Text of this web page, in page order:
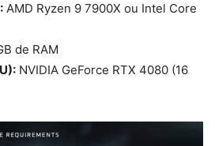
AMD Ryzen 9 7900X ou Intel Core
de RAM
NVIDIA GeForce RTX 4080 (16